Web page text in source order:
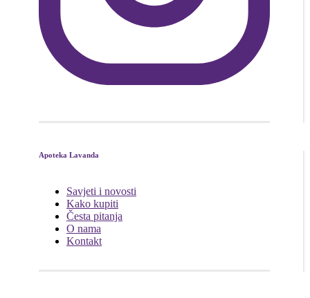
Apoteka Lavanda
Savjeti i novosti
Kako kupiti
Česta pitanja
O nama
Kontakt